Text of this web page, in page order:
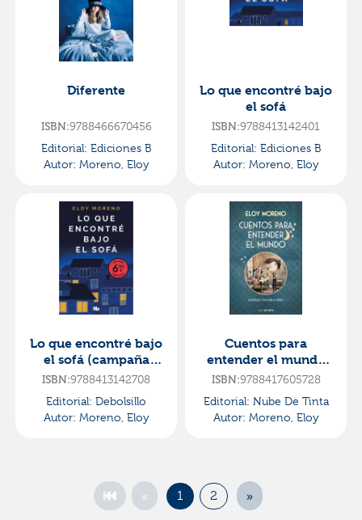
Diferente
ISBN:9788466670456
Editorial: Ediciones B
Autor: Moreno, Eloy
Lo que encontré bajo
el sofá
ISBN:9788413142401
Editorial: Ediciones B
Autor: Moreno, Eloy
Lo que encontré bajo
el sofá (campaña
verano -edición
especial
ISBN:9788413142708
Editorial: Debolsillo
Autor: Moreno, Eloy
Cuentos para
entender el mundo
(edición ilustrada
ISBN:9788417605728
Editorial: Nube De Tinta
Autor: Moreno, Eloy
« 1 2 »